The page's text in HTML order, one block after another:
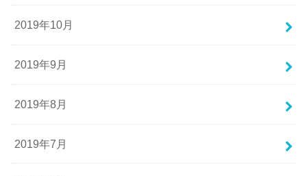
2019年10月
2019年9月
2019年8月
2019年7月